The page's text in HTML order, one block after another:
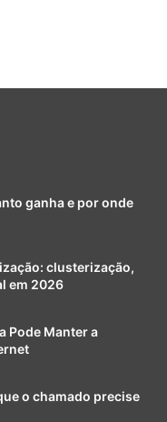
ganha e por onde
clusterização,
em 2026
Pode Manter a
o chamado precise